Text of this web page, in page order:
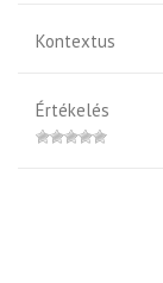
Kontextus
Értékelés